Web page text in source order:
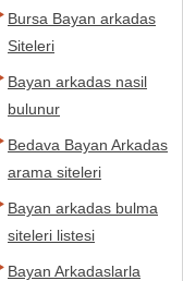
Bursa Bayan arkadas
Siteleri
Bayan arkadas nasil
bulunur
Bedava Bayan Arkadas
arama siteleri
Bayan arkadas bulma
siteleri listesi
Bayan Arkadaslarla